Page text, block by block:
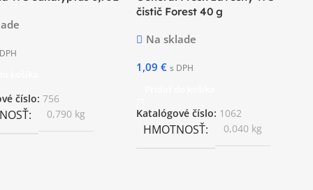
číslo:756
0,790 kg
čistič Forest 40 g
Na sklade
1,09€ s DPH
Katalógové číslo: 1062
HMOTNOSŤ 0,040 kg